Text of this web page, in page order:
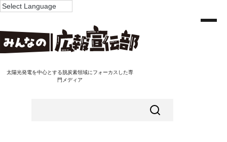
太陽光発電を中心とする脱炭素領域にフォーカスした専
門メディア